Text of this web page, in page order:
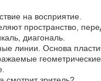
на восприятие.
пространство,
диагональ.
линии. Основа